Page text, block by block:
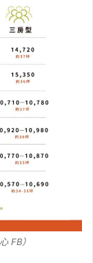
FB）